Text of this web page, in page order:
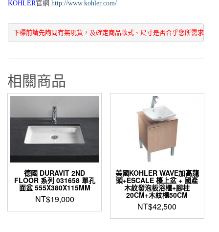
KOHLER官網 http://www.kohler.com/
下標前請先詢問有無現貨，及確定商品款式、尺寸是否合乎您所需求  謝
相關商品
德國 DURAVIT 2ND
FLOOR 系列 031658 單孔
面盆 555X380X115MM
NT$19,000
美國KOHLER WAVE加高龍
頭+ESCALE 檯上盆 + 國產
木紋發泡板浴櫃+腳柱
20CM+木紋櫃50CM
NT$42,500